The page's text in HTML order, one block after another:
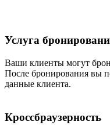
Услуга
Ваши клиенты могут
После бронирования вы
данные клиента.
Кроссбраузерность